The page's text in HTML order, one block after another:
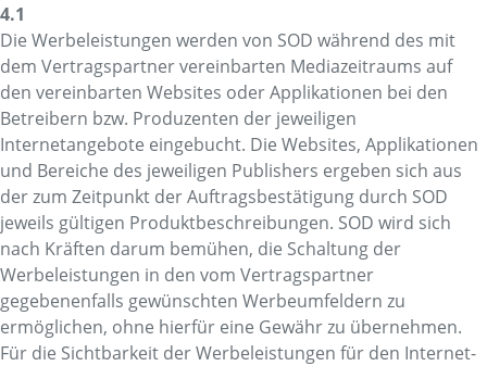
4.1
Die Werbeleistungen werden von SOD während des mit
dem Vertragspartner vereinbarten Mediazeitraums auf
den vereinbarten Websites oder Applikationen bei den
Betreibern bzw. Produzenten der jeweiligen
Internetangebote eingebucht. Die Websites, Applikationen
und Bereiche des jeweiligen Publishers ergeben sich aus
der zum Zeitpunkt der Auftragsbestätigung durch SOD
jeweils gültigen Produktbeschreibungen. SOD wird sich
nach Kräften darum bemühen, die Schaltung der
Werbeleistungen in den vom Vertragspartner
gegebenenfalls gewünschten Werbeumfeldern zu
ermöglichen, ohne hierfür eine Gewähr zu übernehmen.
Für die Sichtbarkeit der Werbeleistungen für den Internet-